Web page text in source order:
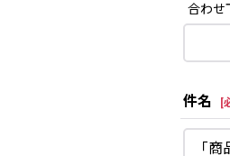
合わせ
件名 [